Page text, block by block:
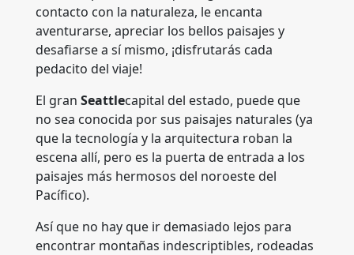
contacto con la naturaleza, le encanta
aventurarse, apreciar los bellos paisajes y
desafiarse a sí mismo, ¡disfrutarás cada
pedacito del viaje!
El gran Seattlecapital del estado, puede que
no sea conocida por sus paisajes naturales (ya
que la tecnología y la arquitectura roban la
escena allí, pero es la puerta de entrada a los
paisajes más hermosos del noroeste del
Pacífico).
Así que no hay que ir demasiado lejos para
encontrar montañas indescriptibles, rodeadas